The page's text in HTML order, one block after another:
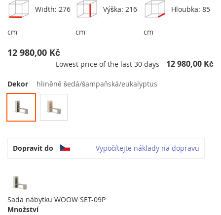
Width: 276
cm
Výška: 216
cm
Hloubka: 85
cm
12 980,00 Kč
Lowest price of the last 30 days 12 980,00 Kč
Dekor hliněně šedá/šampaňská/eukalyptus
Dopravit do Vypočítejte náklady na dopravu
Sada nábytku WOOW SET-09P
Množství